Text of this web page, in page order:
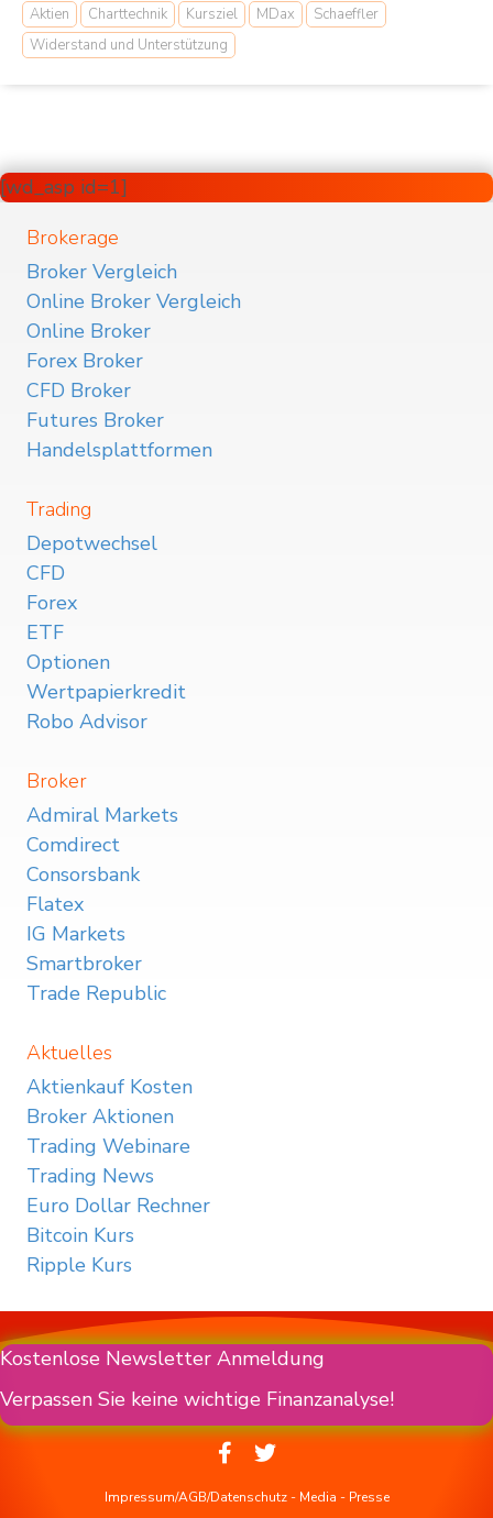
Aktien Charttechnik Kursziel MDax
Schaeffler
Widerstand und Unterstützung
[wd_asp id=1]
Brokerage
Broker Vergleich
Online Broker Vergleich
Online Broker
Forex Broker
CFD Broker
Futures Broker
Handelsplattformen
Trading
Depotwechsel
CFD
Forex
ETF
Optionen
Wertpapierkredit
Robo Advisor
Broker
Admiral Markets
Comdirect
Consorsbank
Flatex
IG Markets
Smartbroker
Trade Republic
Aktuelles
Aktienkauf Kosten
Broker Aktionen
Trading Webinare
Trading News
Euro Dollar Rechner
Bitcoin Kurs
Ripple Kurs
Kostenlose Newsletter Anmeldung
Verpassen Sie keine wichtige Finanzanalyse!
Impressum/AGB/Datenschutz- Media - Presse